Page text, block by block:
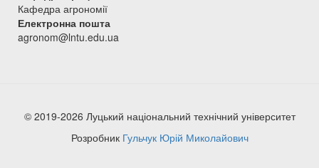
Кафедра агрономії
Електронна пошта
agronom@lntu.edu.ua
© 2019-2026 Луцький національний технічний університет
Розробник Гульчук Юрій Миколайович